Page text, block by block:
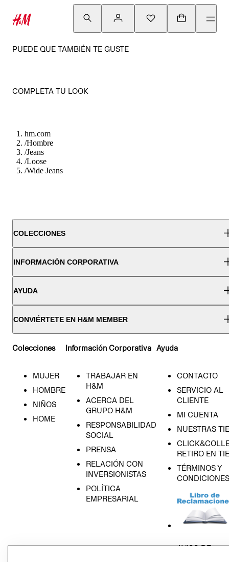
PUEDE QUE TAMBIÉN TE GUSTE
COMPLETA TU LOOK
hm.com
/Hombre
/Jeans
/Loose
/Wide Jeans
COLECCIONES
INFORMACIÓN CORPORATIVA
AYUDA
CONVIÉRTETE EN H&M MEMBER
Colecciones
MUJER
HOMBRE
NIÑOS
HOME
Información Corporativa
TRABAJAR EN
H&M
ACERCA DEL
GRUPO H&M
RESPONSABILIDAD
SOCIAL
PRENSA
RELACIÓN CON
INVERSIONISTAS
POLÍTICA
EMPRESARIAL
Ayuda
CONTACTO
SERVICIO AL
CLIENTE
MI CUENTA
NUESTRAS
RETIRO EN
TÉRMINOS Y
CONDICIONES
AVISO DE